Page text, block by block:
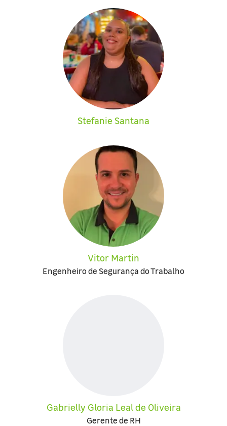
Stefanie Santana
Vitor Martin
Engenheiro de Segurança do Trabalho
Gabrielly Gloria Leal de Oliveira
Gerente de RH